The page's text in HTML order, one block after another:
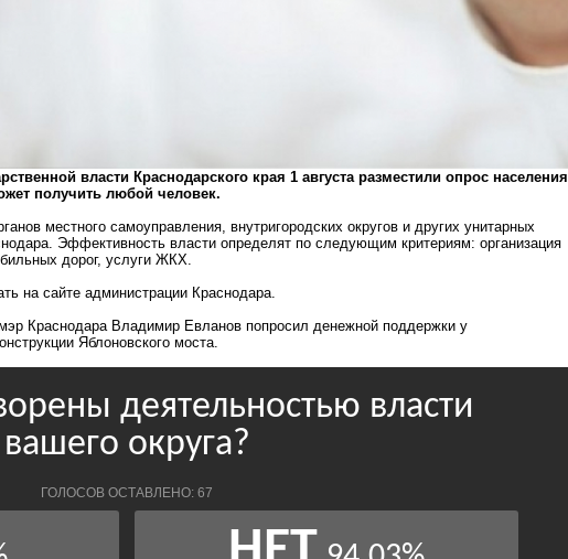
власти Краснодарского края 1 августа разместили опрос населения
получить любой человек.
местного самоуправления, внутригородских округов и других унитарных
Эффективность власти определят по следующим критериям: организация
дорог, услуги ЖКХ.
на сайте администрации Краснодара.
Краснодара Владимир Евланов попросил денежной поддержки у
Яблоновского моста.